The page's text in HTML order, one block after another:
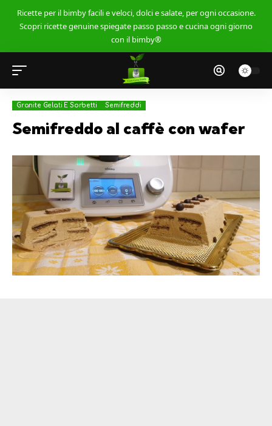
Ricette per il bimby facili e veloci, dolci e salate, per ogni occasione.
Scopri ricette genuine spiegate passo passo e cucina ogni giorno
con il bimby®
Granite Gelati E Sorbetti Semifreddi
Semifreddo al caffè con wafer